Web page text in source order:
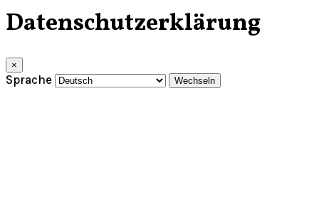
Datenschutzerklärung
×
Sprache